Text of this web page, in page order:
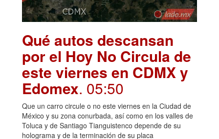
Qué autos descansan
por el Hoy No Circula de
este viernes en CDMX y
Edomex. 05:50
Que un carro circule o no este viernes en la Ciudad de
México y su zona conurbada, así como en los valles de
Toluca y de Santiago Tianguistenco depende de su
holograma y de la terminación de su placa